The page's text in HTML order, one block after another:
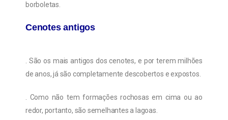
borboletas.
Cenotes antigos
. São os mais antigos dos cenotes, e por terem milhões
de anos, já são completamente descobertos e expostos.
. Como não tem formações rochosas em cima ou ao
redor, portanto, são semelhantes a lagoas.